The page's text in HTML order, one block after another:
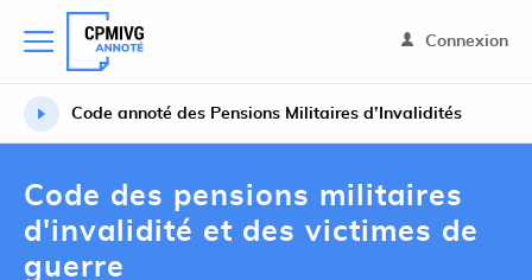
Connexion
Code annoté des Pensions Militaires d’Invalidités
Code des pensions militaires
d'invalidité et des victimes de
guerre